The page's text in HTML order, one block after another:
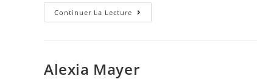
Continuer La Lecture Guillaume
Priou
Alexia Mayer